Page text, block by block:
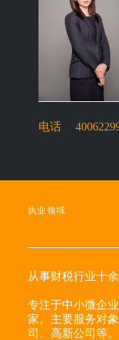
电话
执业领域
从事财税行业十余
专注于中小微企
家。主要服务对
司、高新公司等。